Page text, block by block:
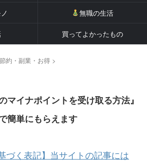
無職の生活
買ってよかったもの
節約・副業・お得 >
マイナポイントを受け取る方法』
簡単にもらえます
づく表記】当サイトの記事には